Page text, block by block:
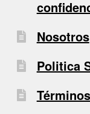
Nosotros
Politica